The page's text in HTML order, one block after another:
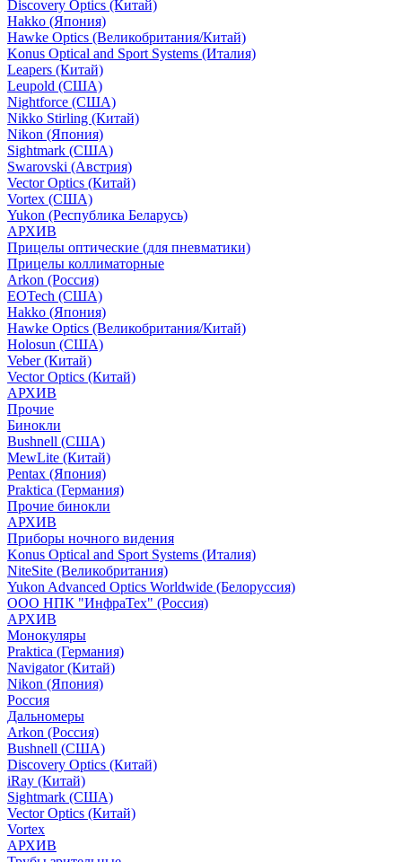
Discovery Optics (Китай)
Hakko (Япония)
Hawke Optics (Великобритания/Китай)
Konus Optical and Sport Systems (Италия)
Leapers (Китай)
Leupold (США)
Nightforce (США)
Nikko Stirling (Китай)
Nikon (Япония)
Sightmark (США)
Swarovski (Австрия)
Vector Optics (Китай)
Vortex (США)
Yukon (Республика Беларусь)
АРХИВ
Прицелы оптические (для пневматики)
Прицелы коллиматорные
Arkon (Россия)
EOTech (США)
Hakko (Япония)
Hawke Optics (Великобритания/Китай)
Holosun (США)
Veber (Китай)
Vector Optics (Китай)
АРХИВ
Прочие
Бинокли
Bushnell (США)
MewLite (Китай)
Pentax (Япония)
Praktica (Германия)
Прочие бинокли
АРХИВ
Приборы ночного видения
Konus Optical and Sport Systems (Италия)
NiteSite (Великобритания)
Yukon Advanced Optics Worldwide (Белоруссия)
ООО НПК "ИнфраТех" (Россия)
АРХИВ
Монокуляры
Praktica (Германия)
Navigator (Китай)
Nikon (Япония)
Россия
Дальномеры
Arkon (Россия)
Bushnell (США)
Discovery Optics (Китай)
iRay (Китай)
Sightmark (США)
Vector Optics (Китай)
Vortex
АРХИВ